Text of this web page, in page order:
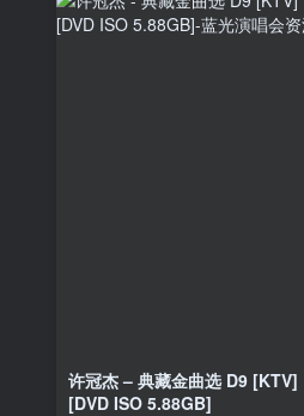
许冠杰 – 典藏金曲选 D9 [KTV]
[DVD ISO 5.88GB]